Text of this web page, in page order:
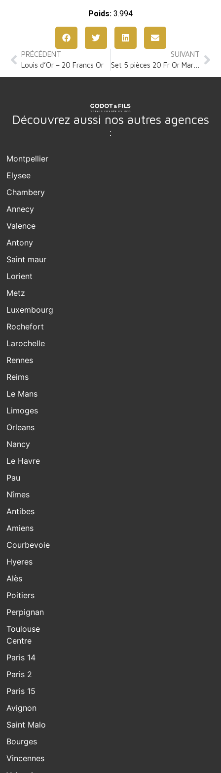
Poids: 3.994
PRÉCÉDENT
Louis d’Or – 20 Francs Or
SUIVANT
Set 5 pièces 20 Fr Or Marianne Coq
Découvrez aussi nos autres agences
:
Montpellier
Elysee
Chambery
Annecy
Valence
Antony
Saint maur
Lorient
Metz
Luxembourg
Rochefort
Larochelle
Rennes
Reims
Le Mans
Limoges
Orleans
Nancy
Le Havre
Pau
Nîmes
Antibes
Amiens
Courbevoie
Hyeres
Alès
Poitiers
Perpignan
Toulouse
Centre
Paris 14
Paris 2
Paris 15
Avignon
Saint Malo
Bourges
Vincennes